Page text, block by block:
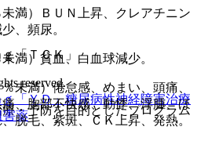
「ＴＣＫ」
「ＹＤ」糖尿病性神経障害治療
害薬
満）ＢＵＮ上昇、クレアチニン
、頻尿。
満）貧血、白血球減少。
未満）倦怠感、めまい、頭痛、
、胸部不快感、動悸、浮腫、ほ
脱毛、紫斑、ＣＫ上昇、発熱。
reserved.
・予防を目的としたプログラム